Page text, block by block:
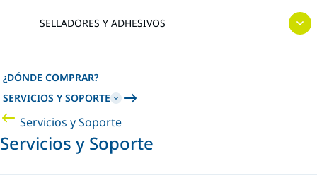
SELLADORES Y ADHESIVOS
¿DÓNDE COMPRAR?
SERVICIOS Y SOPORTE
Servicios y Soporte
Servicios y Soporte